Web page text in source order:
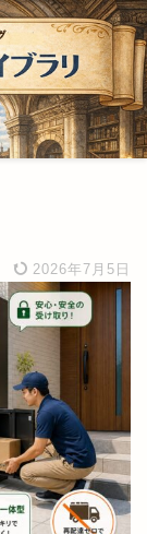
2026年7月5日